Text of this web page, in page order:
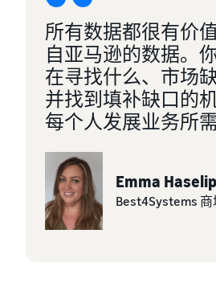
所有数据都很有价
自亚马逊的数据。
在寻找什么、市场
并找到填补缺口的
每个人发展业务所需
Emma Haselip
Best4Systems